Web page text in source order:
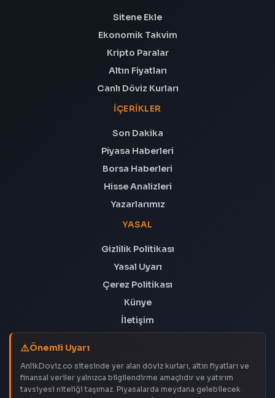
Sitene Ekle
Ekonomik Takvim
Kripto Paralar
Altın Fiyatları
Canlı Döviz Kurları
İÇERIKLER
Son Dakika
Piyasa Haberleri
Borsa Haberleri
Hisse Analizleri
Yazarlarımız
YASAL
Gizlilik Politikası
Yasal Uyarı
Çerez Politikası
Künye
İletişim
Önemli Uyarı
AnlikDoviz.co sitesinde yer alan döviz kurları, altın fiyatları ve
finansal veriler yalnızca bilgilendirme amaçlıdır ve yatırım
tavsiyesi niteliği taşımaz. Piyasalarda meydana gelebilecek